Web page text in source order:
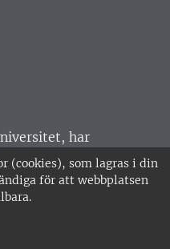
(cookies), som lagras i din
för att webbplatsen
har
Huvudorter är
SLU är
•
2817 •